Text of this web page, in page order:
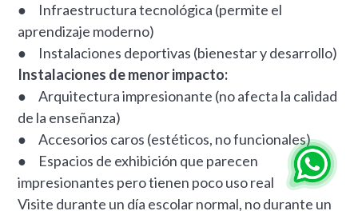
● Infraestructura tecnológica (permite el
aprendizaje moderno)
● Instalaciones deportivas (bienestar y desarrollo)
Instalaciones de menor impacto:
● Arquitectura impresionante (no afecta la calidad
de la enseñanza)
● Accesorios caros (estéticos, no funcionales)
● Espacios de exhibición que parecen
impresionantes pero tienen poco uso real
Visite durante un día escolar normal, no durante un